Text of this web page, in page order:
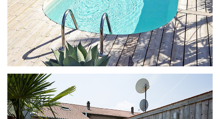
Ilona met ladder